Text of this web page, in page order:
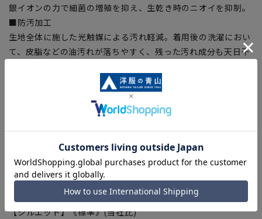
銀イオンの力で細菌の増殖を抑え、生乾き時のニオイを抑制。
■防汚加工
生地全体に施した光触媒による汚れ軽減。着用後の洗濯におい
て、皮脂などの油汚れが落ちやすく、残った汚れ成分も天日干
ヨークを背中の中心で斜めに切替えフィット感を高めるための
「OEKO-TEX®STANDARD100」に認証された素材を使用しま
した。生地から付属まで、すべてに於いて厳しい基準をクリア
した素材を使用しているので、安心して着用いただけます。
【シルエット】《標準》(当社比)